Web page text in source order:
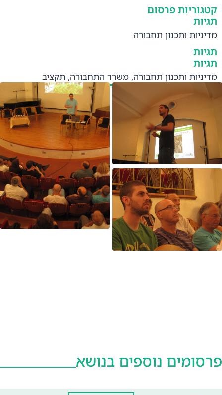
קטגוריות פרסום
תגיות
מדיניות ותכנון תחבורה
תגיות
תגיות
מדיניות ותכנון תחבורה, משרד התחבורה, תקציב
פרסומים נוספים בנושא